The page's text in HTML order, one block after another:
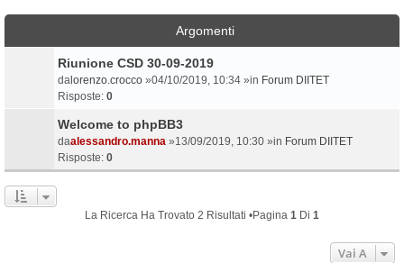
Argomenti
Riunione CSD 30-09-2019
da lorenzo.crocco »04/10/2019, 10:34 »in Forum DIITET
Risposte: 0
Welcome to phpBB3
daalessandro.manna »13/09/2019, 10:30 »in Forum DIITET
Risposte: 0
La Ricerca Ha Trovato 2 Risultati •Pagina 1 Di 1
Vai A